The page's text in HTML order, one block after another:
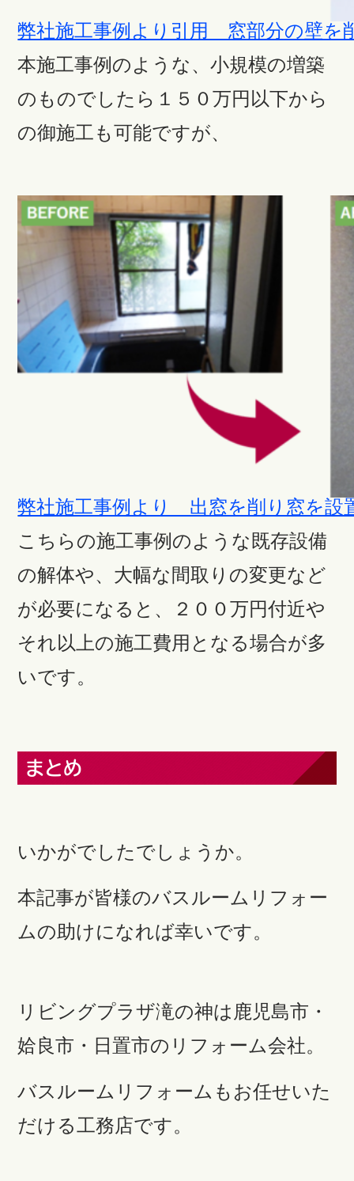
弊社施工事例より引用 窓部分の壁を
本施工事例のような、小規模の増築
のものでしたら１５０万円以下から
の御施工も可能ですが、
弊社施工事例より 出窓を削り窓を設
こちらの施工事例のような既存設備
の解体や、大幅な間取りの変更など
が必要になると、２００万円付近や
それ以上の施工費用となる場合が多
いです。
まとめ
いかがでしたでしょうか。
本記事が皆様のバスルームリフォー
ムの助けになれば幸いです。
リビングプラザ滝の神は鹿児島市・
姶良市・日置市のリフォーム会社。
バスルームリフォームもお任せいた
だける工務店です。